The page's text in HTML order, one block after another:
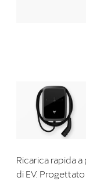
Ricarica rapida
di EV.